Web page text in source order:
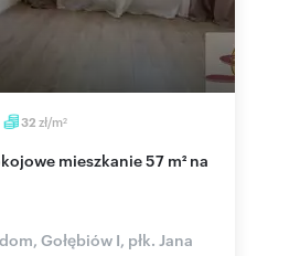
32 zł/m2
Gołębiów I, płk. Jana